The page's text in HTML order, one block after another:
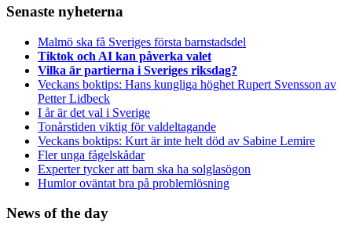
Senaste nyheterna
Malmö ska få Sveriges första barnstadsdel
Tiktok och AI kan påverka valet
Vilka är partierna i Sveriges riksdag?
Veckans boktips: Hans kungliga höghet Rupert Svensson av
Petter Lidbeck
I år är det val i Sverige
Tonårstiden viktig för valdeltagande
Veckans boktips: Kurt är inte helt död av Sabine Lemire
Fler unga fågelskådar
Experter tycker att barn ska ha solglasögon
Humlor oväntat bra på problemlösning
News of the day